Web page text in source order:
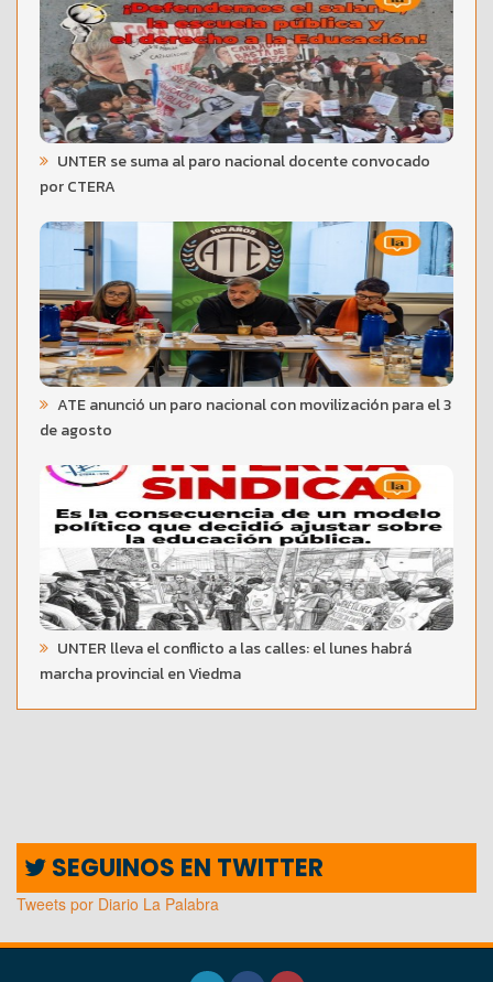
UNTER se suma al paro nacional docente convocado
por CTERA
ATE anunció un paro nacional con movilización para el 3
de agosto
UNTER lleva el conflicto a las calles: el lunes habrá
marcha provincial en Viedma
SEGUINOS EN TWITTER
Tweets por Diario La Palabra